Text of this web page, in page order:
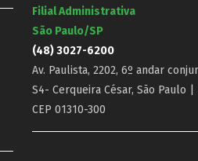
Filial Administrativa
São Paulo/SP
(48) 3027-6200
Av. Paulista, 2202, 6º andar
S4- Cerqueira César, São Paulo |
CEP 01310-300